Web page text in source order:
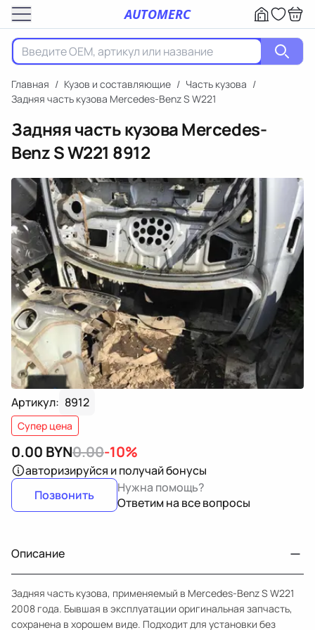
AUTOMERC
Главная / Кузов и составляющие / Часть кузова /
Задняя часть кузова Mercedes-Benz S W221
Задняя часть кузова Mercedes-
Benz S W221 8912
Артикул: 8912
Супер цена
0.00 BYN0.00-10%
авторизируйся и получай бонусы
Позвонить
Нужна помощь?
Ответим на все вопросы
Описание
Задняя часть кузова, применяемый в Mercedes-Benz S W221
2008 года. Бывшая в эксплуатации оригинальная запчасть,
сохранена в хорошем виде. Подходит для установки без